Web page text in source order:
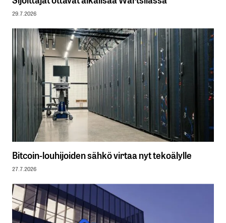
29.7.2026
Bitcoin-louhijoiden sähkö virtaa nyt tekoälylle
27.7.2026